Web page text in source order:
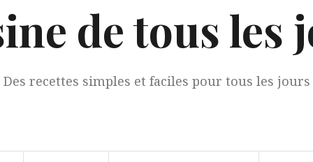
de tous les
Des recettes simples et faciles pour tous les jours